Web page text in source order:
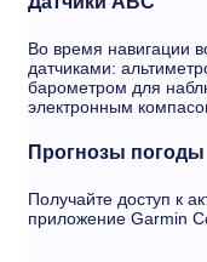
Во время навигации
датчиками:
барометром для
электронным
Прогнозы погоды
Получайте доступ к
приложение Garmin